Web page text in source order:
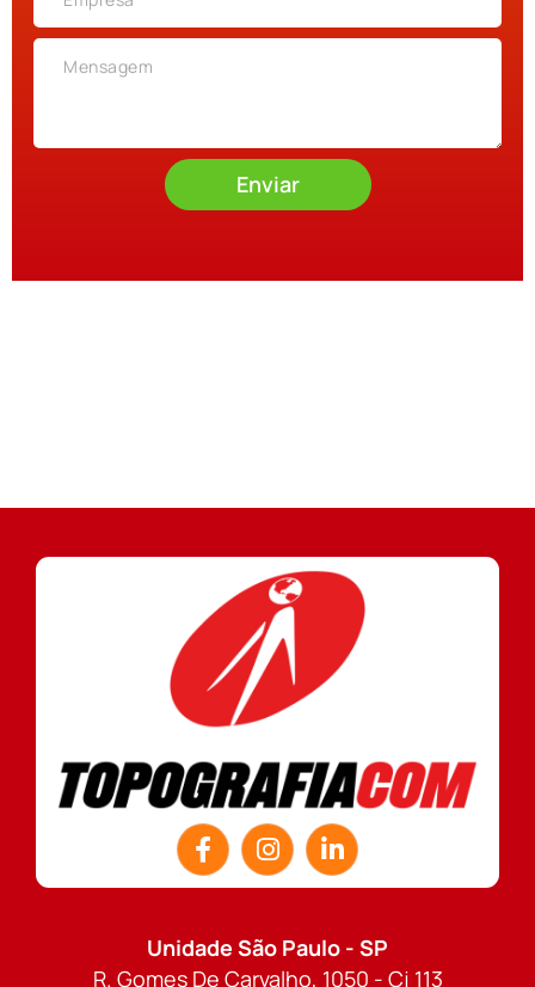
Enviar
Unidade São Paulo - SP
R. Gomes De Carvalho, 1050 - Cj 113